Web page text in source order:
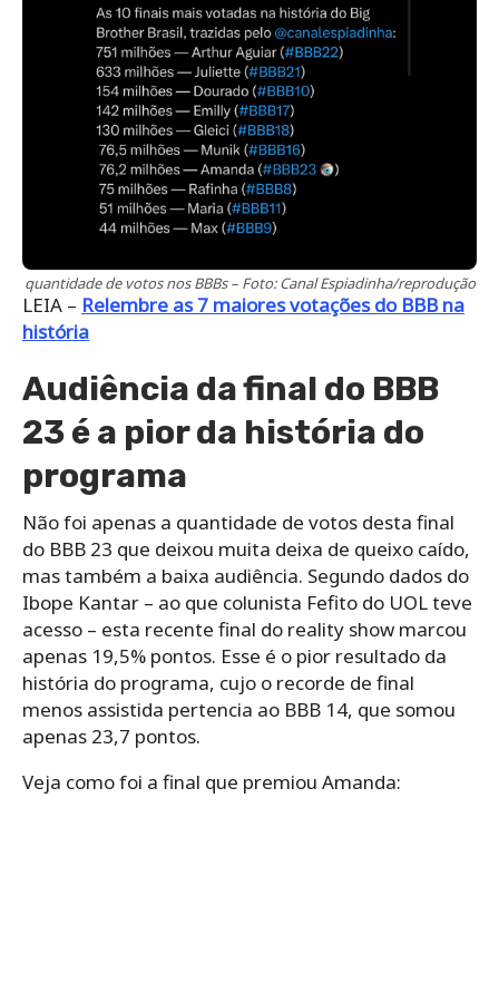
quantidade de votos nos BBBs – Foto: Canal Espiadinha/reprodução
LEIA – Relembre as 7 maiores votações do BBB na
história
Audiência da final do BBB
23 é a pior da história do
programa
Não foi apenas a quantidade de votos desta final
do BBB 23 que deixou muita deixa de queixo caído,
mas também a baixa audiência. Segundo dados do
Ibope Kantar – ao que colunista Fefito do UOL teve
acesso – esta recente final do reality show marcou
apenas 19,5% pontos. Esse é o pior resultado da
história do programa, cujo o recorde de final
menos assistida pertencia ao BBB 14, que somou
apenas 23,7 pontos.
Veja como foi a final que premiou Amanda: